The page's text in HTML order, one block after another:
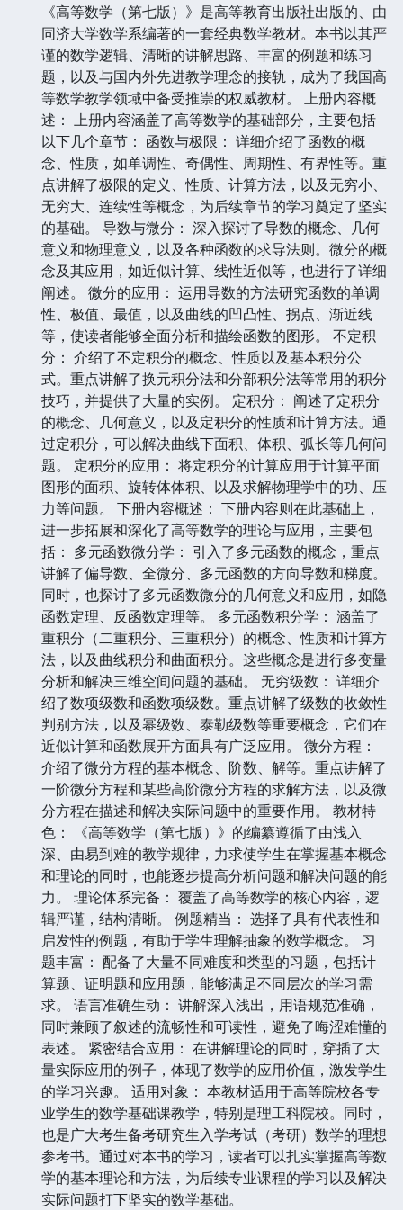
《高等数学（第七版）》是高等教育出版社出版的、由
同济大学数学系编著的一套经典数学教材。本书以其严
谨的数学逻辑、清晰的讲解思路、丰富的例题和练习
题，以及与国内外先进教学理念的接轨，成为了我国高
等数学教学领域中备受推崇的权威教材。 上册内容概
述： 上册内容涵盖了高等数学的基础部分，主要包括
以下几个章节： 函数与极限： 详细介绍了函数的概
念、性质，如单调性、奇偶性、周期性、有界性等。重
点讲解了极限的定义、性质、计算方法，以及无穷小、
无穷大、连续性等概念，为后续章节的学习奠定了坚实
的基础。 导数与微分： 深入探讨了导数的概念、几何
意义和物理意义，以及各种函数的求导法则。微分的概
念及其应用，如近似计算、线性近似等，也进行了详细
阐述。 微分的应用： 运用导数的方法研究函数的单调
性、极值、最值，以及曲线的凹凸性、拐点、渐近线
等，使读者能够全面分析和描绘函数的图形。 不定积
分： 介绍了不定积分的概念、性质以及基本积分公
式。重点讲解了换元积分法和分部积分法等常用的积分
技巧，并提供了大量的实例。 定积分： 阐述了定积分
的概念、几何意义，以及定积分的性质和计算方法。通
过定积分，可以解决曲线下面积、体积、弧长等几何问
题。 定积分的应用： 将定积分的计算应用于计算平面
图形的面积、旋转体体积、以及求解物理学中的功、压
力等问题。 下册内容概述： 下册内容则在此基础上，
进一步拓展和深化了高等数学的理论与应用，主要包
括： 多元函数微分学： 引入了多元函数的概念，重点
讲解了偏导数、全微分、多元函数的方向导数和梯度。
同时，也探讨了多元函数微分的几何意义和应用，如隐
函数定理、反函数定理等。 多元函数积分学： 涵盖了
重积分（二重积分、三重积分）的概念、性质和计算方
法，以及曲线积分和曲面积分。这些概念是进行多变量
分析和解决三维空间问题的基础。 无穷级数： 详细介
绍了数项级数和函数项级数。重点讲解了级数的收敛性
判别方法，以及幂级数、泰勒级数等重要概念，它们在
近似计算和函数展开方面具有广泛应用。 微分方程：
介绍了微分方程的基本概念、阶数、解等。重点讲解了
一阶微分方程和某些高阶微分方程的求解方法，以及微
分方程在描述和解决实际问题中的重要作用。 教材特
色： 《高等数学（第七版）》的编纂遵循了由浅入
深、由易到难的教学规律，力求使学生在掌握基本概念
和理论的同时，也能逐步提高分析问题和解决问题的能
力。 理论体系完备： 覆盖了高等数学的核心内容，逻
辑严谨，结构清晰。 例题精当： 选择了具有代表性和
启发性的例题，有助于学生理解抽象的数学概念。 习
题丰富： 配备了大量不同难度和类型的习题，包括计
算题、证明题和应用题，能够满足不同层次的学习需
求。 语言准确生动： 讲解深入浅出，用语规范准确，
同时兼顾了叙述的流畅性和可读性，避免了晦涩难懂的
表述。 紧密结合应用： 在讲解理论的同时，穿插了大
量实际应用的例子，体现了数学的应用价值，激发学生
的学习兴趣。 适用对象： 本教材适用于高等院校各专
业学生的数学基础课教学，特别是理工科院校。同时，
也是广大考生备考研究生入学考试（考研）数学的理想
参考书。通过对本书的学习，读者可以扎实掌握高等数
学的基本理论和方法，为后续专业课程的学习以及解决
实际问题打下坚实的数学基础。